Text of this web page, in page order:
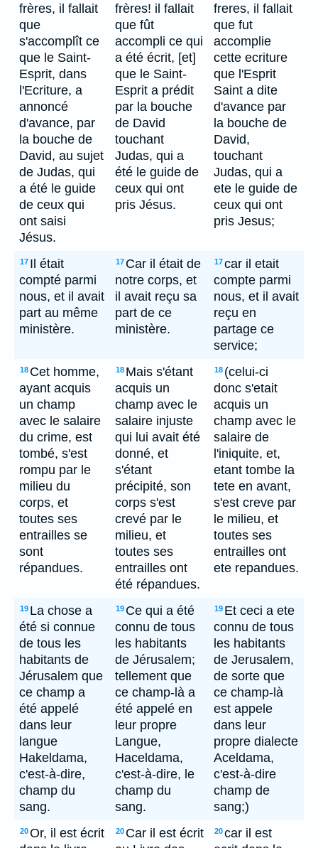
frères, il fallait
que
s'accomplît ce
que le Saint-
Esprit, dans
l'Ecriture, a
annoncé
d'avance, par
la bouche de
David, au sujet
de Judas, qui
a été le guide
de ceux qui
ont saisi
Jésus.
frères! il fallait
que fût
accompli ce qui
a été écrit, [et]
que le Saint-
Esprit a prédit
par la bouche
de David
touchant
Judas, qui a
été le guide de
ceux qui ont
pris Jésus.
freres, il fallait
que fut
accomplie
cette ecriture
que l'Esprit
Saint a dite
d'avance par
la bouche de
David,
touchant
Judas, qui a
ete le guide de
ceux qui ont
pris Jesus;
17 Il était
compté parmi
nous, et il avait
part au même
ministère.
17 Car il était de
notre corps, et
il avait reçu sa
part de ce
ministère.
17car il etait
compte parmi
nous, et il avait
reçu en
partage ce
service;
18 Cet homme,
ayant acquis
un champ
avec le salaire
du crime, est
tombé, s'est
rompu par le
milieu du
corps, et
toutes ses
entrailles se
sont
répandues.
18 Mais s'étant
acquis un
champ avec le
salaire injuste
qui lui avait été
donné, et
s'étant
précipité, son
corps s'est
crevé par le
milieu, et
toutes ses
entrailles ont
été répandues.
18 (celui-ci
donc s'etait
acquis un
champ avec le
salaire de
l'iniquite, et,
etant tombe la
tete en avant,
s'est creve par
le milieu, et
toutes ses
entrailles ont
ete repandues.
19 La chose a
été si connue
de tous les
habitants de
Jérusalem que
ce champ a
été appelé
dans leur
langue
Hakeldama,
c'est-à-dire,
champ du
sang.
19 Ce qui a été
connu de tous
les habitants
de Jérusalem;
tellement que
ce champ-là a
été appelé en
leur propre
Langue,
Haceldama,
c'est-à-dire, le
champ du
sang.
19 Et ceci a ete
connu de tous
les habitants
de Jerusalem,
de sorte que
ce champ-là
est appele
dans leur
propre dialecte
Aceldama,
c'est-à-dire
champ de
sang;)
20Or, il est écrit
20 Car il est écrit
20car il est